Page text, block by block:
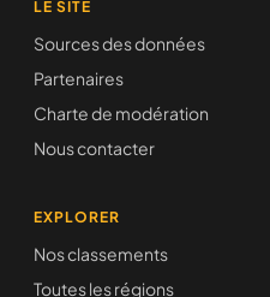
LE SITE
Sources des données
Partenaires
Charte de modération
Nous contacter
EXPLORER
Nos classements
Toutes les régions